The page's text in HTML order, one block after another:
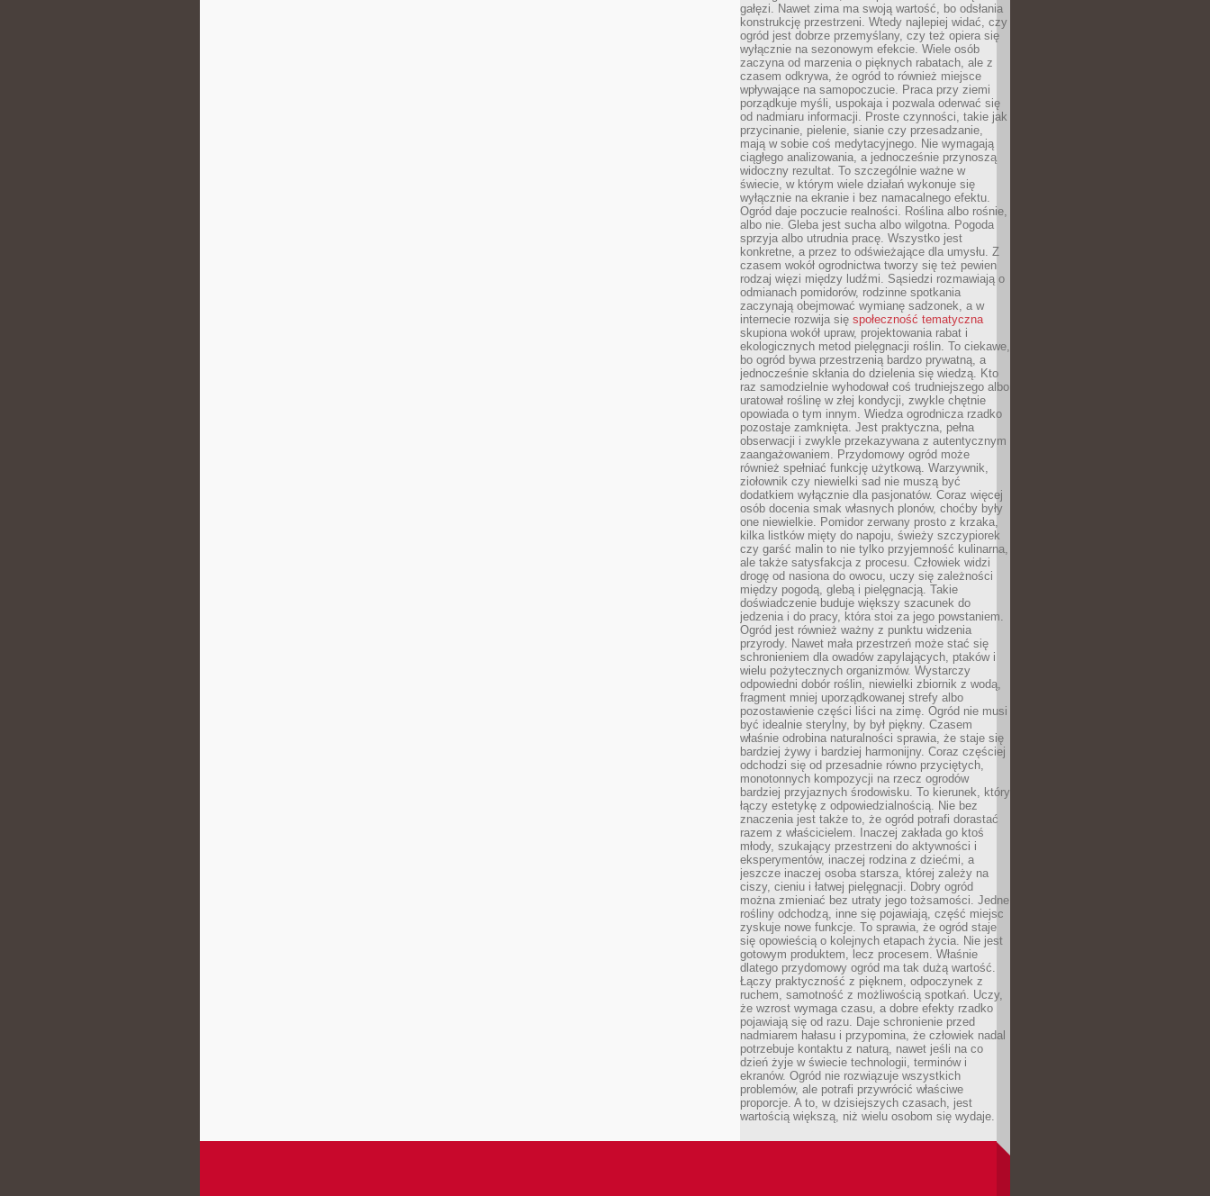
gałęzi. Nawet zima ma swoją wartość, bo odsłania
konstrukcję przestrzeni. Wtedy najlepiej widać, czy
ogród jest dobrze przemyślany, czy też opiera się
wyłącznie na sezonowym efekcie. Wiele osób
zaczyna od marzenia o pięknych rabatach, ale z
czasem odkrywa, że ogród to również miejsce
wpływające na samopoczucie. Praca przy ziemi
porządkuje myśli, uspokaja i pozwala oderwać się
od nadmiaru informacji. Proste czynności, takie jak
przycinanie, pielenie, sianie czy przesadzanie,
mają w sobie coś medytacyjnego. Nie wymagają
ciągłego analizowania, a jednocześnie przynoszą
widoczny rezultat. To szczególnie ważne w
świecie, w którym wiele działań wykonuje się
wyłącznie na ekranie i bez namacalnego efektu.
Ogród daje poczucie realności. Roślina albo rośnie,
albo nie. Gleba jest sucha albo wilgotna. Pogoda
sprzyja albo utrudnia pracę. Wszystko jest
konkretne, a przez to odświeżające dla umysłu. Z
czasem wokół ogrodnictwa tworzy się też pewien
rodzaj więzi między ludźmi. Sąsiedzi rozmawiają o
odmianach pomidorów, rodzinne spotkania
zaczynają obejmować wymianę sadzonek, a w
internecie rozwija się społeczność tematyczna
skupiona wokół upraw, projektowania rabat i
ekologicznych metod pielęgnacji roślin. To ciekawe,
bo ogród bywa przestrzenią bardzo prywatną, a
jednocześnie skłania do dzielenia się wiedzą. Kto
raz samodzielnie wyhodował coś trudniejszego albo
uratował roślinę w złej kondycji, zwykle chętnie
opowiada o tym innym. Wiedza ogrodnicza rzadko
pozostaje zamknięta. Jest praktyczna, pełna
obserwacji i zwykle przekazywana z autentycznym
zaangażowaniem. Przydomowy ogród może
również spełniać funkcję użytkową. Warzywnik,
ziołownik czy niewielki sad nie muszą być
dodatkiem wyłącznie dla pasjonatów. Coraz więcej
osób docenia smak własnych plonów, choćby były
one niewielkie. Pomidor zerwany prosto z krzaka,
kilka listków mięty do napoju, świeży szczypiorek
czy garść malin to nie tylko przyjemność kulinarna,
ale także satysfakcja z procesu. Człowiek widzi
drogę od nasiona do owocu, uczy się zależności
między pogodą, glebą i pielęgnacją. Takie
doświadczenie buduje większy szacunek do
jedzenia i do pracy, która stoi za jego powstaniem.
Ogród jest również ważny z punktu widzenia
przyrody. Nawet mała przestrzeń może stać się
schronieniem dla owadów zapylających, ptaków i
wielu pożytecznych organizmów. Wystarczy
odpowiedni dobór roślin, niewielki zbiornik z wodą,
fragment mniej uporządkowanej strefy albo
pozostawienie części liści na zimę. Ogród nie musi
być idealnie sterylny, by był piękny. Czasem
właśnie odrobina naturalności sprawia, że staje się
bardziej żywy i bardziej harmonijny. Coraz częściej
odchodzi się od przesadnie równo przyciętych,
monotonnych kompozycji na rzecz ogrodów
bardziej przyjaznych środowisku. To kierunek, który
łączy estetykę z odpowiedzialnością. Nie bez
znaczenia jest także to, że ogród potrafi dorastać
razem z właścicielem. Inaczej zakłada go ktoś
młody, szukający przestrzeni do aktywności i
eksperymentów, inaczej rodzina z dziećmi, a
jeszcze inaczej osoba starsza, której zależy na
ciszy, cieniu i łatwej pielęgnacji. Dobry ogród
można zmieniać bez utraty jego tożsamości. Jedne
rośliny odchodzą, inne się pojawiają, część miejsc
zyskuje nowe funkcje. To sprawia, że ogród staje
się opowieścią o kolejnych etapach życia. Nie jest
gotowym produktem, lecz procesem. Właśnie
dlatego przydomowy ogród ma tak dużą wartość.
Łączy praktyczność z pięknem, odpoczynek z
ruchem, samotność z możliwością spotkań. Uczy,
że wzrost wymaga czasu, a dobre efekty rzadko
pojawiają się od razu. Daje schronienie przed
nadmiarem hałasu i przypomina, że człowiek nadal
potrzebuje kontaktu z naturą, nawet jeśli na co
dzień żyje w świecie technologii, terminów i
ekranów. Ogród nie rozwiązuje wszystkich
problemów, ale potrafi przywrócić właściwe
proporcje. A to, w dzisiejszych czasach, jest
wartością większą, niż wielu osobom się wydaje.